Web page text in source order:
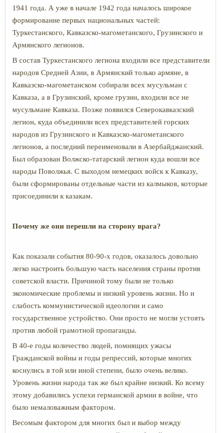
1941 года. А уже в начале 1942 года началось широкое
формирование первых национальных частей:
Туркестанского, Кавказско-магометанского, Грузинского и
Армянского легионов.
В состав Туркестанского легиона входили все представители
народов Средней Азии, в Армянский только армяне, в
Кавказско-магометанском собирали всех мусульман с
Кавказа, а в Грузинский, кроме грузин, входили все не
мусульмане Кавказа. Позже появился Северокавказский
легион, куда объединили всех представителей горских
народов из Грузинского и Кавказско-магометанского
легионов, а последний переименовали в Азербайджанский.
Был образован Волжско-татарский легион куда вошли все
народы Поволжья. С выходом немецких войск к Кавказу,
были сформированы отдельные части из калмыков, которые
присоединили к казакам.
Почему же они перешли на сторону врага?
Как показали события 80-90-х годов, оказалось довольно
легко настроить большую часть населения страны против
советской власти. Причиной тому были не только
экономические проблемы и низкий уровень жизни. Но и
слабость коммунистической идеологии и само
государственное устройство. Они просто не могли устоять
против любой грамотной пропаганды.
В 40-е годы количество людей, помнящих ужасы
Гражданской войны и годы репрессий, которые многих
коснулись в той или иной степени, было очень велико.
Уровень жизни народа так же был крайне низкий. Ко всему
этому добавились успехи германской армии в войне, что
было немаловажным фактором.
Весомым фактором для многих был и выбор между